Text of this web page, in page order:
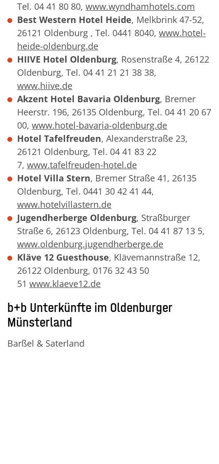
Tel. 04 41 80 80, www.wyndhamhotels.com
Best Western Hotel Heide, Melkbrink 47-52,
26121 Oldenburg , Tel. 0441 8040, www.hotel-
heide-oldenburg.de
HIIVE Hotel Oldenburg, Rosenstraße 4, 26122
Oldenburg, Tel. 04 41 21 21 38 38,
www.hiive.de
Akzent Hotel Bavaria Oldenburg, Bremer
Heerstr. 196, 26135 Oldenburg, Tel. 04 41 20 67
00, www.hotel-bavaria-oldenburg.de
Hotel Tafelfreuden, Alexanderstraße 23,
26121 Oldenburg, Tel. 04 41 83 22
7, www.tafelfreuden-hotel.de
Hotel Villa Stern, Bremer Straße 41, 26135
Oldenburg, Tel. 0441 30 42 41 44,
www.hotelvillastern.de
Jugendherberge Oldenburg, Straßburger
Straße 6, 26123 Oldenburg, Tel. 04 41 87 13 5,
www.oldenburg.jugendherberge.de
Kläve 12 Guesthouse, Klävemannstraße 12,
26122 Oldenburg, 0176 32 43 50
51 www.klaeve12.de
b+b Unterkünfte im Oldenburger
Münsterland
Barßel & Saterland